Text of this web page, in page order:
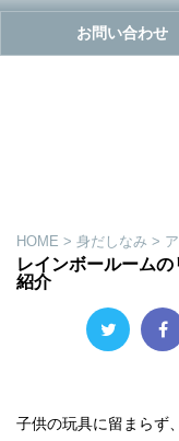
お問い合わせ
HOME > 身だしなみ >
レインボールーム
紹介
子供の玩具に留まらず、